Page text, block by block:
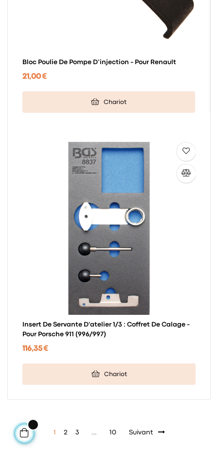
Bloc Poulie De Pompe D’injection - Pour Renault
21,00 €
Chariot
Insert De Servante D'atelier 1/3 : Coffret De Calage -
Pour Porsche 911 (996/997)
116,35 €
Chariot
1 2 3 … 10 Suivant